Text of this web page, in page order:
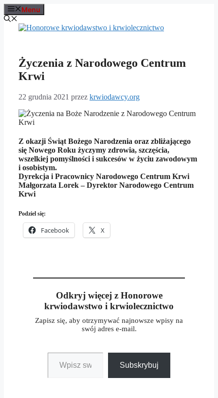
Przejdź
do
treści
Menu
Życzenia z Narodowego Centrum
Krwi
22 grudnia 2021 przez krwiodawcy.org
Z okazji Świąt Bożego Narodzenia oraz zbliżającego
się Nowego Roku życzymy zdrowia, szczęścia,
wszelkiej pomyślności i sukcesów w życiu zawodowym
i osobistym.
Dyrekcja i Pracownicy Narodowego Centrum Krwi
Małgorzata Lorek – Dyrektor Narodowego Centrum
Krwi
Podziel się:
Facebook X
Odkryj więcej z Honorowe
krwiodawstwo i krwiolecznictwo
Zapisz się, aby otrzymywać najnowsze wpisy na
swój adres e-mail.
Wpisz swój adres e-mail…
Subskrybuj